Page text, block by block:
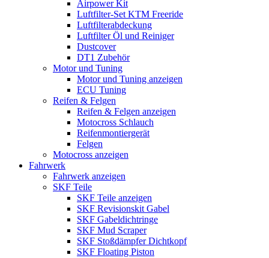
Airpower Kit
Luftfilter-Set KTM Freeride
Luftfilterabdeckung
Luftfilter Öl und Reiniger
Dustcover
DT1 Zubehör
Motor und Tuning
Motor und Tuning anzeigen
ECU Tuning
Reifen & Felgen
Reifen & Felgen anzeigen
Motocross Schlauch
Reifenmontiergerät
Felgen
Motocross anzeigen
Fahrwerk
Fahrwerk anzeigen
SKF Teile
SKF Teile anzeigen
SKF Revisionskit Gabel
SKF Gabeldichtringe
SKF Mud Scraper
SKF Stoßdämpfer Dichtkopf
SKF Floating Piston